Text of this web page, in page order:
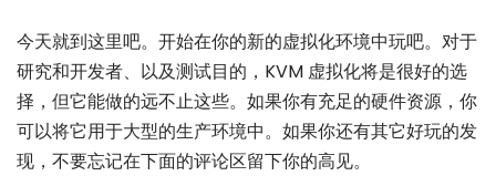
今天就到这里吧。开始在你的新的虚拟化环境中玩吧。对于
研究和开发者、以及测试目的，KVM 虚拟化将是很好的选
择，但它能做的远不止这些。如果你有充足的硬件资源，你
可以将它用于大型的生产环境中。如果你还有其它好玩的发
现，不要忘记在下面的评论区留下你的高见。